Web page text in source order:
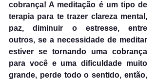
cobrança! A meditação é um tipo de
terapia para te trazer clareza mental,
paz, diminuir o estresse, entre
outros, se a necessidade de meditar
estiver se tornando uma cobrança
para você e uma dificuldade muito
grande, perde todo o sentido, então,